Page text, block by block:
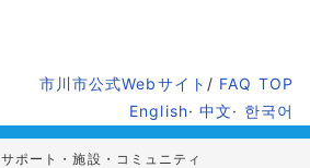
市川市公式Webサイト / FAQ TOP
English·中文· 한국어
サポート・施設・コミュニティ